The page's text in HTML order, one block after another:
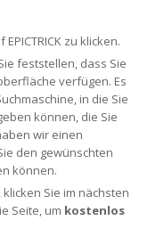
zu klicken.
feststellen, dass Sie
verfügen. Es
in die Sie
können, die Sie
wir einen
den gewünschten
können.
Sie im nächsten
Seite, um kostenlos